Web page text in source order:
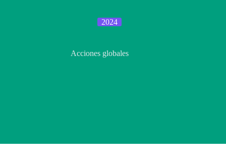
2024
Acciones globales